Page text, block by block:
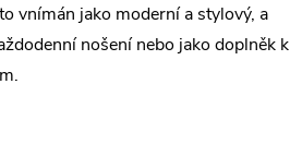
vnímán jako moderní a stylový, a
nošení nebo jako doplněk k